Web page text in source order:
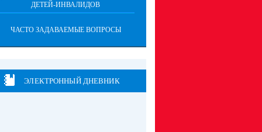
ДЕТЕЙ-ИНВАЛИДОВ
ЧАСТО ЗАДАВАЕМЫЕ ВОПРОСЫ
ЭЛЕКТРОННЫЙ ДНЕВНИК